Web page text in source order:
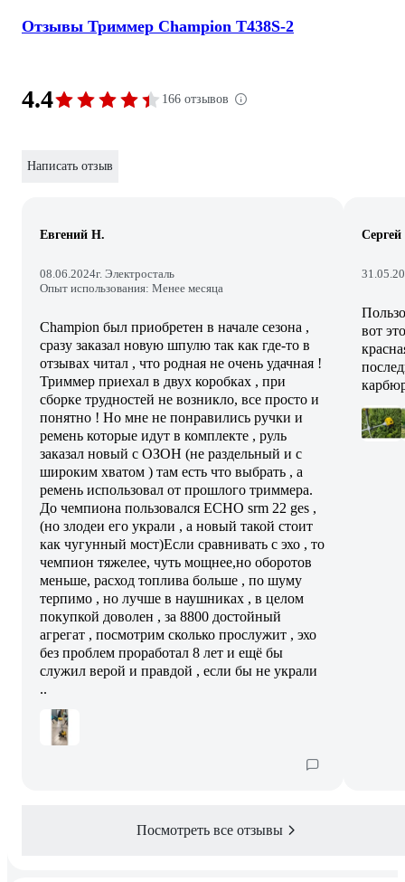
Отзывы Триммер Champion T438S-2
4.4 166 отзывов
Написать отзыв
Евгений Н.
08.06.2024г. Электросталь
Опыт использования: Менее месяца
Champion был приобретен в начале сезона ,
сразу заказал новую шпулю так как где-то в
отзывах читал , что родная не очень удачная !
Триммер приехал в двух коробках , при
сборке трудностей не возникло, все просто и
понятно ! Но мне не понравились ручки и
ремень которые идут в комплекте , руль
заказал новый с ОЗОН (не раздельный и с
широким хватом ) там есть что выбрать , а
ремень использовал от прошлого триммера.
До чемпиона пользовался ЕСНО srm 22 ges ,
(но злодеи его украли , а новый такой стоит
как чугунный мост)Если сравнивать с эхо , то
чемпион тяжелее, чуть мощнее,но оборотов
меньше, расход топлива больше , по шуму
терпимо , но лучше в наушниках , в целом
покупкой доволен , за 8800 достойный
агрегат , посмотрим сколько прослужит , эхо
без проблем проработал 8 лет и ещё бы
служил верой и правдой , если бы не украли
..
Сергей
вот
Посмотреть все отзывы